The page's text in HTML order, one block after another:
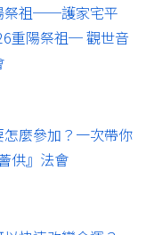
祭祖──護家宅平
重陽祭祖─ 觀世音
怎麼參加？一次帶你
供』法會